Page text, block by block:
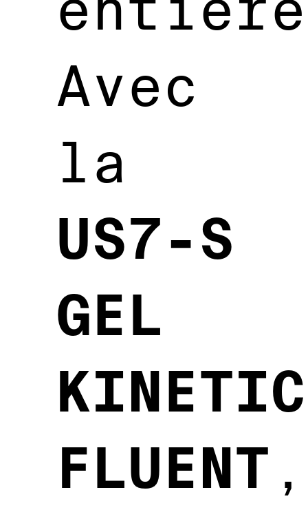
Avec
la
US7-S
GEL
KINETIC
FLUENT ,